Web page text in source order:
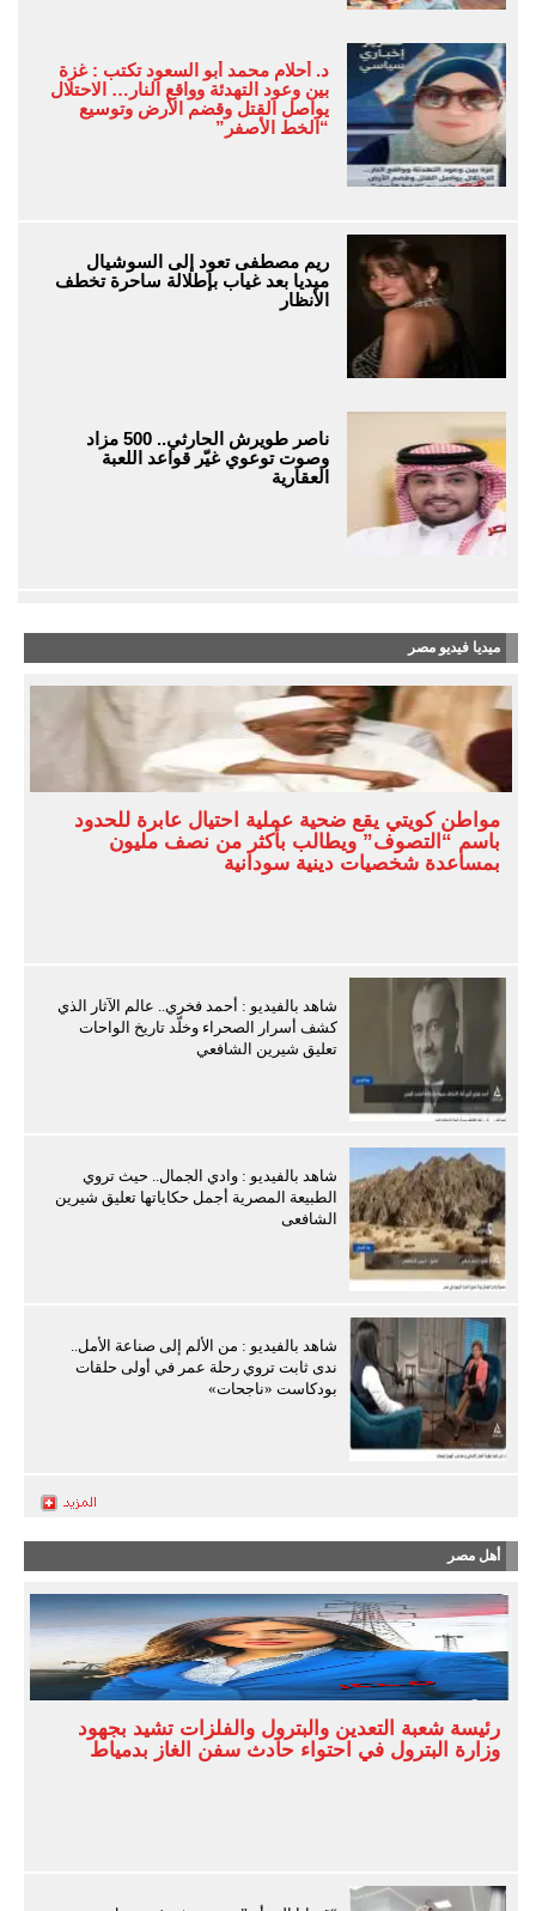
د. أحلام محمد أبو السعود تكتب : غزة
بين وعود التهدئة وواقع النار… الاحتلال
يواصل القتل وقضم الأرض وتوسيع
“الخط الأصفر”
ريم مصطفى تعود إلى السوشيال
ميديا بعد غياب بإطلالة ساحرة تخطف
الأنظار
ناصر طويرش الحارثي.. 500 مزاد
وصوت توعوي غيّر قواعد اللعبة
العقارية
ميديا فيديو مصر
مواطن كويتي يقع ضحية عملية احتيال عابرة للحدود
باسم “التصوف” ويطالب بأكثر من نصف مليون
بمساعدة شخصيات دينية سودانية
شاهد بالفيديو : أحمد فخري.. عالم الآثار الذي
كشف أسرار الصحراء وخلّد تاريخ الواحات
تعليق شيرين الشافعي
شاهد بالفيديو : وادي الجمال.. حيث تروي
الطبيعة المصرية أجمل حكاياتها تعليق شيرين
الشافعى
شاهد بالفيديو : من الألم إلى صناعة الأمل..
ندى ثابت تروي رحلة عمر في أولى حلقات
بودكاست «ناجحات»
أهل مصر
رئيسة شعبة التعدين والبترول والفلزات تشيد بجهود
وزارة البترول في احتواء حادث سفن الغاز بدمياط